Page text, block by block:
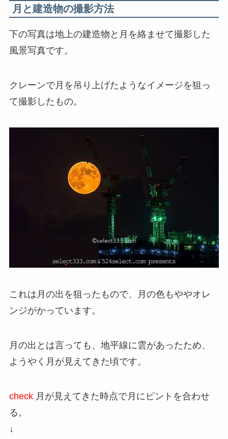
月と建造物の撮影方法
下の写真は地上の建造物と月を絡ませて撮影した
風景写真です。
クレーンで月を吊り上げたようなイメージを狙っ
て撮影したもの。
これは月の出を狙ったもので、月の色もややオレ
ンジがかっています。
月の出とは言っても、地平線に雲があったため、
ようやく月が見えてきた頃です。
check月が見えてきた時点で月にピントを合わせ
る。
↓